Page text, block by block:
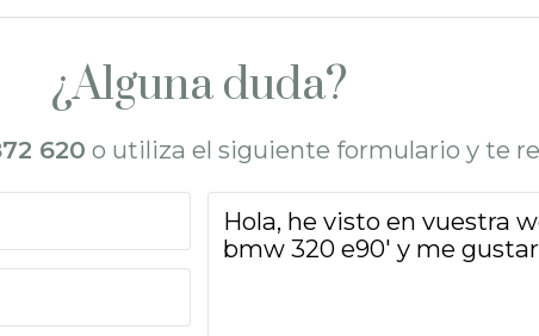
¿Alguna duda?
620 o utiliza el siguiente formulario y te